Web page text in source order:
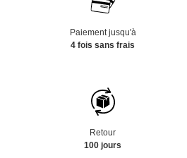
Paiement jusqu'à
4 fois sans frais
Retour
100 jours